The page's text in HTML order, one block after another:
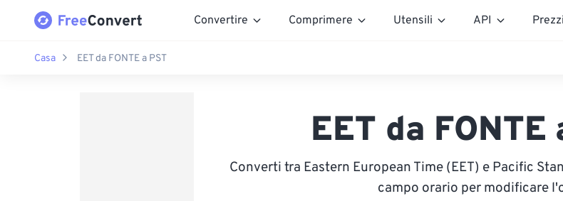
Convertire Comprimere Utensili API Prezzi
Casa EET da FONTE a PST
EET da FONTE
Converti tra Eastern European Time (EET) e Pacific
campo orario per modificare